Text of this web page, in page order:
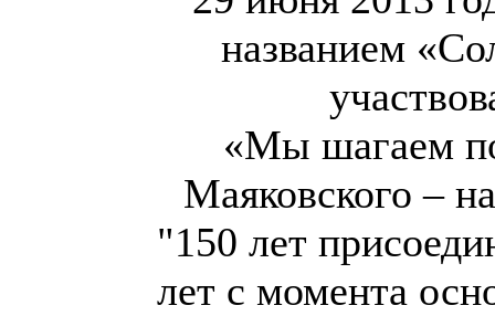
названием
«Мы шагаем
Маяковского –
"150 лет
лет с момента